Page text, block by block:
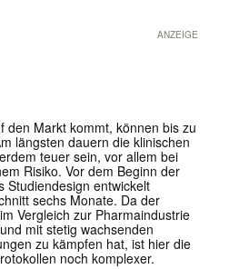
ANZEIGE
den Markt kommt, können bis zu
längsten dauern die klinischen
teuer sein, vor allem bei
Risiko. Vor dem Beginn der
Studiendesign entwickelt
sechs Monate. Da der
Vergleich zur Pharmaindustrie
mit stetig wachsenden
zu kämpfen hat, ist hier die
noch komplexer.